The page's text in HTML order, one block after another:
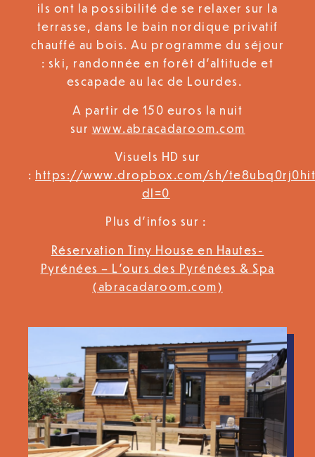
ils ont la possibilité de se relaxer sur la
terrasse, dans le bain nordique privatif
chauffé au bois. Au programme du séjour
: ski, randonnée en forêt d’altitude et
escapade au lac de Lourdes.
A partir de 150 euros la nuit
sur www.abracadaroom.com
Visuels HD sur
: https://www.dropbox.com/sh/
dl=0
Plus d’infos sur :
Réservation Tiny House en Hautes-
Pyrénées – L’ours des Pyrénées & Spa
(abracadaroom.com)